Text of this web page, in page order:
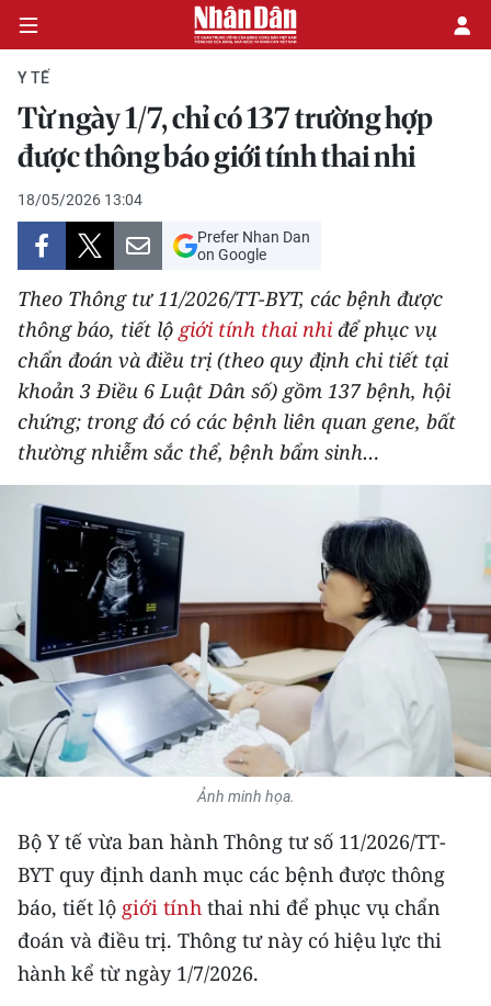
CHÍNH TRỊ
KINH TẾ
VĂN HÓA
XÃ HỘI
PHÁP LUẬT
DU LỊCH
THẾ GIỚI
THỂ THAO
GIÁO DỤC
Y TẾ
KHOA HỌC - CÔNG NGHỆ
MÔI TRƯỜNG
BẠN ĐỌC
KIỂM CHỨNG THÔNG TIN
TRI THỨC CHUYÊN SÂU
54 DÂN TỘC VIỆT NAM
CHƯƠNG TRÌNH OCOP - MỖI XÃ
Y TẾ
Từ ngày 1/7, chỉ có 137 trường hợp
được thông báo giới tính thai nhi
18/05/2026 13:04
Prefer Nhan Dan
on Google
Theo Thông tư 11/2026/TT-BYT, các bệnh được
thông báo, tiết lộ giới tính thai nhi để phục vụ
chẩn đoán và điều trị (theo quy định chi tiết tại
khoản 3 Điều 6 Luật Dân số) gồm 137 bệnh, hội
chứng; trong đó có các bệnh liên quan gene, bất
thường nhiễm sắc thể, bệnh bẩm sinh…
Ảnh minh họa.
Bộ Y tế vừa ban hành Thông tư số 11/2026/TT-
BYT quy định danh mục các bệnh được thông
báo, tiết lộ giới tính thai nhi để phục vụ chẩn
đoán và điều trị. Thông tư này có hiệu lực thi
hành kể từ ngày 1/7/2026.